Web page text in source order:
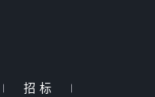
| 招标
|